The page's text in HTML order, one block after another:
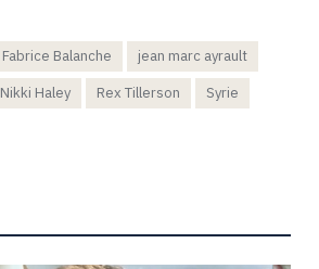
Fabrice Balanche
jean marc ayrault
Nikki Haley Rex Tillerson Syrie